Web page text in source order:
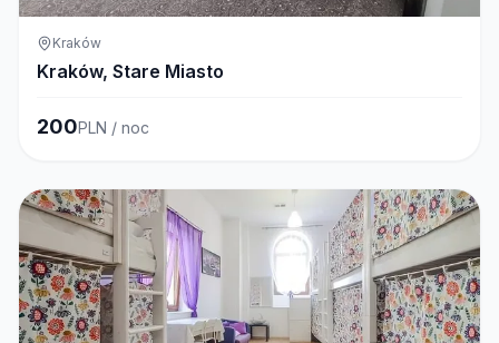
Kraków
Kraków, Stare Miasto
200PLN / noc